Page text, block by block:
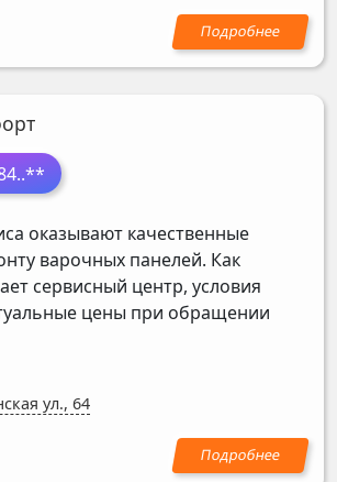
..**
оказывают качественные
варочных панелей. Как
сервисный центр, условия
цены при обращении
ул., 64